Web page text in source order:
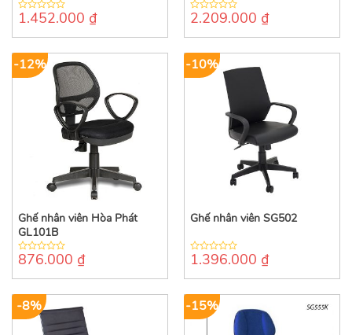
0
of
1.452.000 ₫
0
of
2.209.000 ₫
-12%
Ghế nhân viên Hòa Phát
GL101B
0
of
876.000 ₫
-10%
Ghế nhân viên SG502
0
of
1.396.000 ₫
-8% -15%